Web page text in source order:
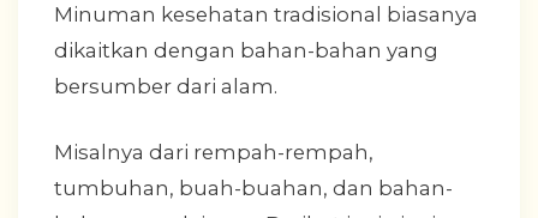
Minuman kesehatan tradisional biasanya
dikaitkan dengan bahan-bahan yang
bersumber dari alam.
Misalnya dari rempah-rempah,
tumbuhan, buah-buahan, dan bahan-